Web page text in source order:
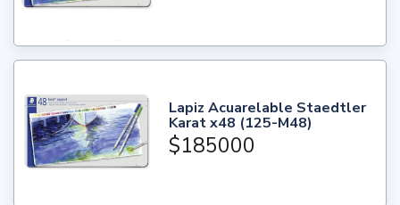
Lapiz Acuarelable Staedtler
Karat x48 (125-M48)
$185000